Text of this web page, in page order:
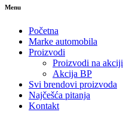
Menu
Početna
Marke automobila
Proizvodi
Proizvodi na akciji
Akcija BP
Svi brendovi proizvoda
Najčešća pitanja
Kontakt